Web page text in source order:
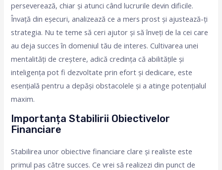
perseverează, chiar și atunci când lucrurile devin dificile.
Învață din eșecuri, analizează ce a mers prost și ajustează-ți
strategia. Nu te teme să ceri ajutor și să înveți de la cei care
au deja succes în domeniul tău de interes. Cultivarea unei
mentalități de creștere, adică credința că abilitățile și
inteligența pot fi dezvoltate prin efort și dedicare, este
esențială pentru a depăși obstacolele și a atinge potențialul
maxim.
Importanța Stabilirii Obiectivelor
Financiare
Stabilirea unor obiective financiare clare și realiste este
primul pas către succes. Ce vrei să realizezi din punct de